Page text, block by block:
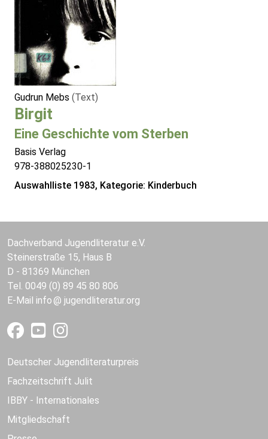
Gudrun Mebs (Text)
Birgit
Eine Geschichte vom Sterben
Basis Verlag
978-388025230-1
Auswahlliste 1983, Kategorie: Kinderbuch
Dachverband Jugendliteratur e.V.
Steinerstraße 15, Haus B
D - 81369 München
Tel. 0049 (0) 89 45 80 806
E-Mail info jugendliteratur.org
Deutscher Jugendliteraturpreis
Fachzeitschrift Julit
IBBY - Internationales
Mitgliedschaft